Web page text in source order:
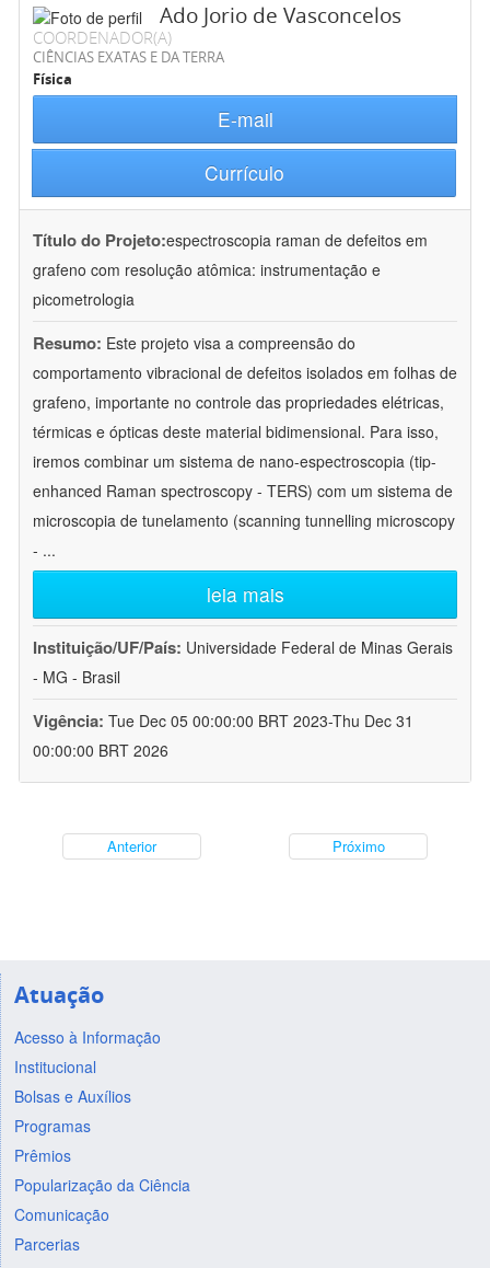
Ado Jorio de Vasconcelos
COORDENADOR(A)
CIÊNCIAS EXATAS E DA TERRA
Física
E-mail
Currículo
Título do Projeto:espectroscopia raman de defeitos em
grafeno com resolução atômica: instrumentação e
picometrologia
Resumo: Este projeto visa a compreensão do
comportamento vibracional de defeitos isolados em folhas de
grafeno, importante no controle das propriedades elétricas,
térmicas e ópticas deste material bidimensional. Para isso,
iremos combinar um sistema de nano-espectroscopia (tip-
enhanced Raman spectroscopy - TERS) com um sistema de
microscopia de tunelamento (scanning tunnelling microscopy
- ...
leia mais
Instituição/UF/País: Universidade Federal de Minas Gerais
- MG - Brasil
Vigência: Tue Dec 05 00:00:00 BRT 2023-Thu Dec 31
00:00:00 BRT 2026
Anterior Próximo
Atuação
Acesso à Informação
Institucional
Bolsas e Auxílios
Programas
Prêmios
Popularização da Ciência
Comunicação
Parcerias